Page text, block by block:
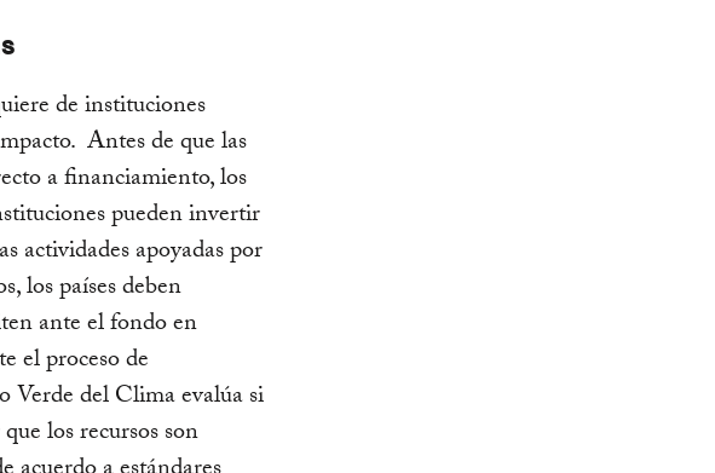
de instituciones
Antes de que las
a financiamiento, los
pueden invertir
actividades apoyadas por
los países deben
ante el fondo en
el proceso de
Verde del Clima evalúa si
los recursos son